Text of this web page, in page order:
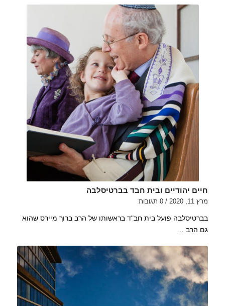
חיים יהודיים ובית חבד בברטיסלבה
מרץ 11, 2020 / 0 תגובות
בברטיסלבה פועל בית חב"ד בראשותו של הרב ברוך מיירס שהוא
גם הרב …